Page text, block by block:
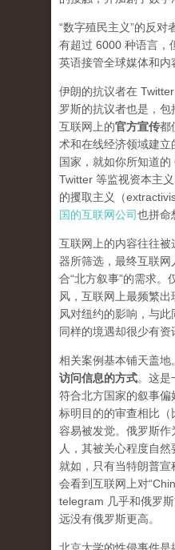
“数字殖民主义”的反对
有超过 6000 种语言，
英语接管全球媒体和内
伊朗的抗议者在
罗斯的抗议者也是，
互联网上的官方宣传都
术和在线经济领域建
国家，就如你所知道的
Twitter 等监视资本主
的攫取主义（
国的互联网公司也拼命
互联网上的内容往往
器所筛选，最终互联
合“北方叙事”的需求。
风，互联网上最频繁
风对纽约的影响，与
同样的境遇却很少有资
相关案例基本铺天盖地。
访问信息的方式。 这是
符合北方国家的叙事
标明目的的审查相比（
容易被发觉。俄罗斯
人，其被关心程度自然
就如，只有当特朗普
会看到互联网上对
telegram 几乎和俄罗
远没有俄罗斯更高。